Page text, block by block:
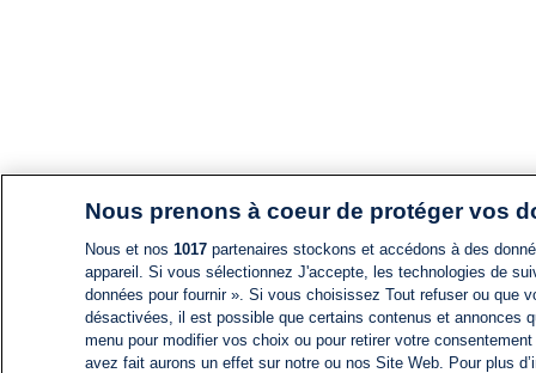
Nous prenons à coeur de protéger vos
Nous et nos 1017partenaires stockons et accédons à des
appareil. Si vous sélectionnez J'accepte, les technologies de
données pour fournir ». Si vous choisissez Tout refuser ou
désactivées, il est possible que certains contenus et annonces
menu pour modifier vos choix ou pour retirer votre
avez fait aurons un effet sur notre ou nos Site Web. Pour plus